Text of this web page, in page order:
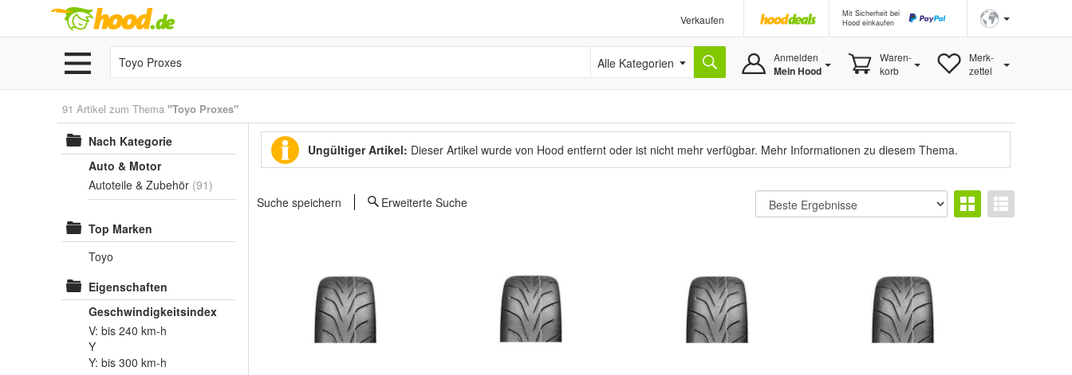
Verkaufen
Mit Sicherheit bei
Hood einkaufen
Alle Kategorien Anmelden
Mein Hood
Waren-
korb
Merk-
zettel
91 Artikel zum Thema "Toyo Proxes"
Nach Kategorie
Auto & Motor
Autoteile & Zubehör (91)
Top Marken
Toyo
Eigenschaften
Geschwindigkeitsindex
V: bis 240 km-h
Y
Y: bis 300 km-h
Ungültiger Artikel: Dieser Artikel wurde von Hood entfernt oder ist nicht mehr verfügbar. Mehr Informationen zu diesem Thema.
Suche speichern Erweiterte Suche